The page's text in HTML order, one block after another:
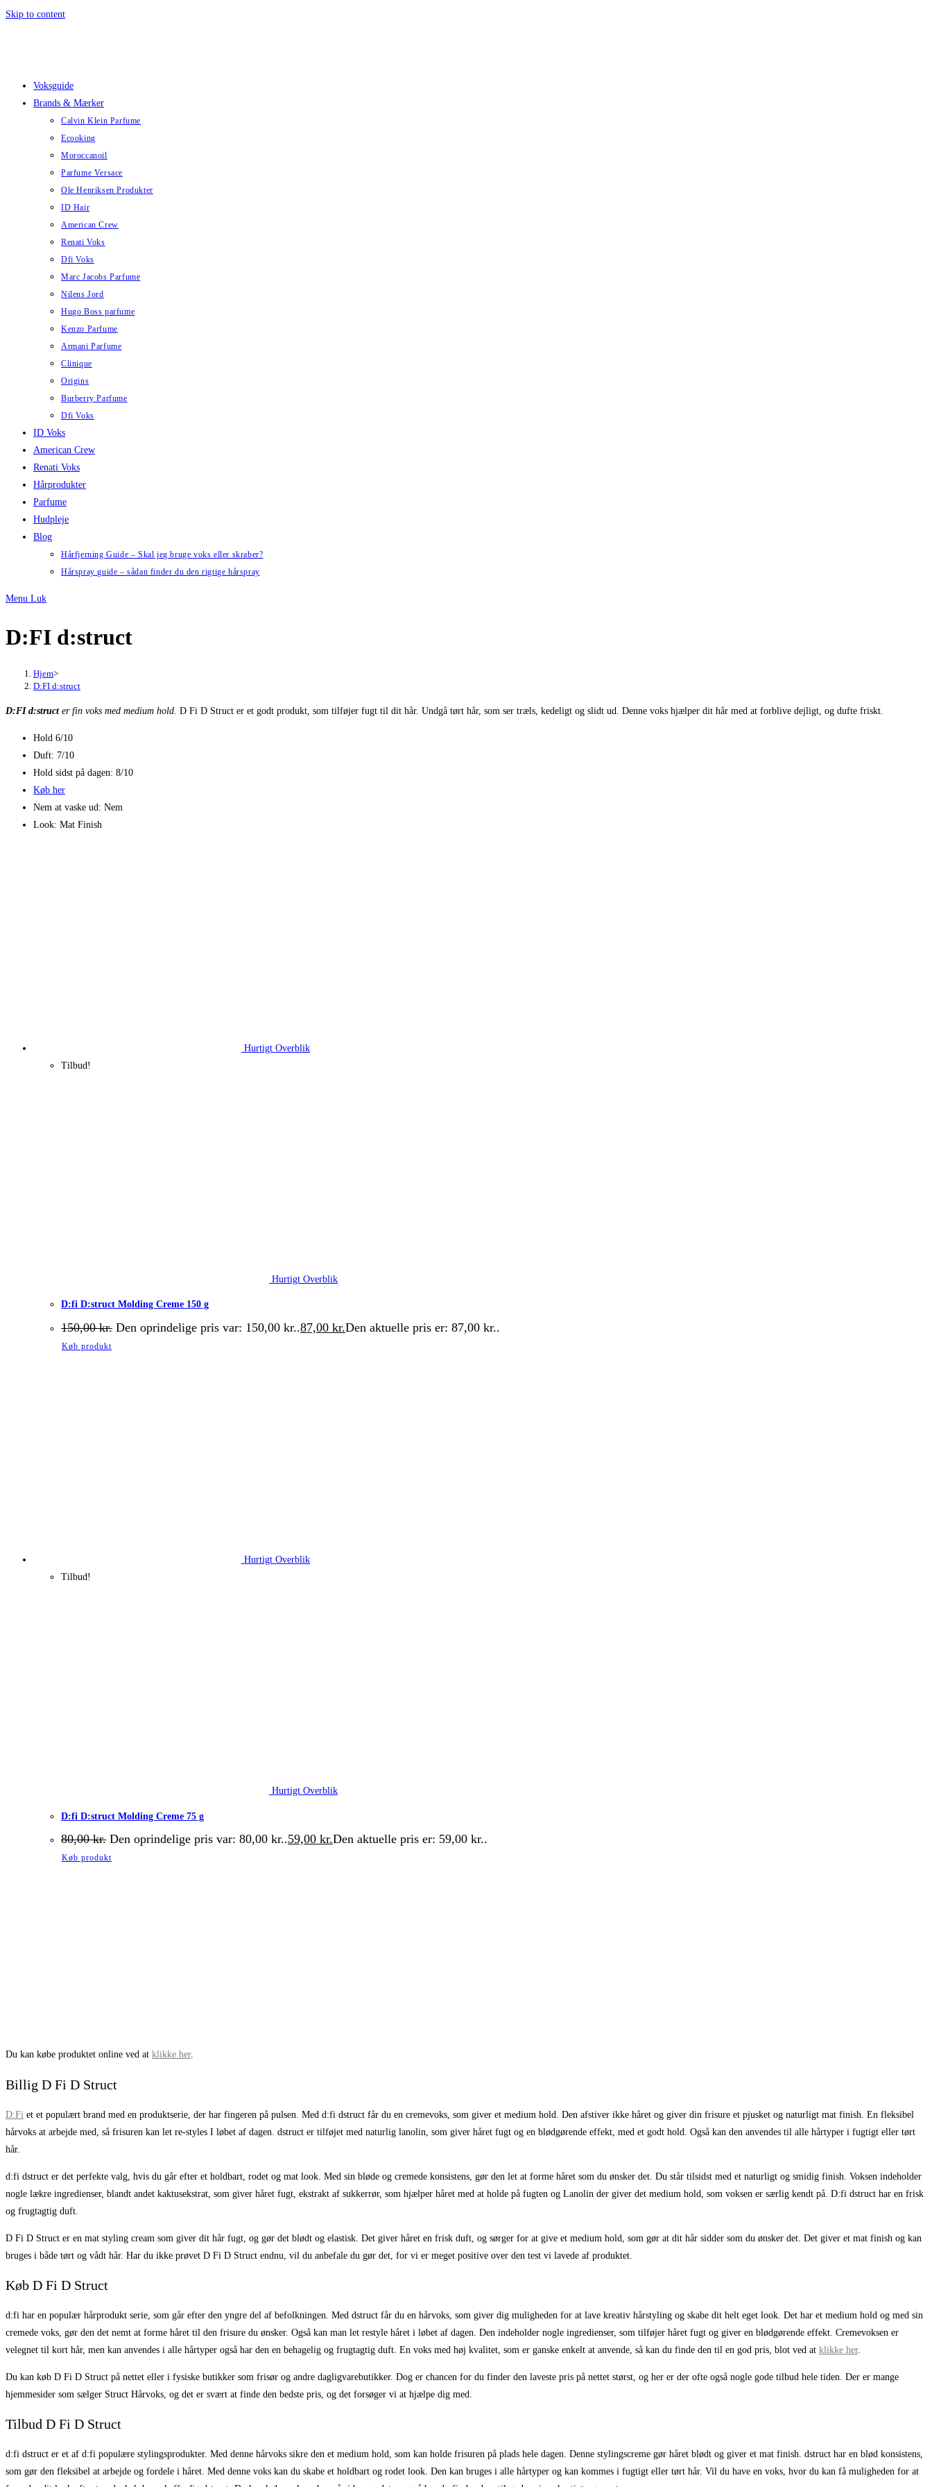
Skip to content
Voksguide
Brands & Mærker
Calvin Klein Parfume
Ecooking
Moroccanoil
Parfume Versace
Ole Henriksen Produkter
ID Hair
American Crew
Renati Voks
Dfi Voks
Marc Jacobs Parfume
Nilens Jord
Hugo Boss parfume
Kenzo Parfume
Armani Parfume
Clinique
Origins
Burberry Parfume
Dfi Voks
ID Voks
American Crew
Renati Voks
Hårprodukter
Parfume
Hudpleje
Blog
Hårfjerning Guide – Skal jeg bruge voks eller skraber?
Hårspray guide – sådan finder du den rigtige hårspray
Menu Luk
D:FI d:struct
Hjem>
D:FI d:struct
D:FI d:structer fin voks med medium hold. D Fi D Struct er et godt produkt, som tilføjer fugt til dit hår. Undgå tørt hår, som ser træls, kedeligt og slidt ud. Denne voks hjælper dit hår med at forblive dejligt, og dufte friskt.
Hold 6/10
Duft: 7/10
Hold sidst på dagen: 8/10
Køb her
Nem at vaske ud: Nem
Look: Mat Finish
Hurtigt Overblik
Tilbud!
Hurtigt Overblik
D:fi D:struct Molding Creme 150 g
150,00kr. Den oprindelige pris var: 150,00 kr..87,00 kr.Den aktuelle pris er: 87,00 kr..
Køb produkt
Hurtigt Overblik
Tilbud!
Hurtigt Overblik
D:fi D:struct Molding Creme 75 g
80,00kr. Den oprindelige pris var: 80,00 kr..59,00 kr.Den aktuelle pris er: 59,00 kr..
Køb produkt
Du kan købe produktet online ved at klikke her.
Billig D Fi D Struct
D:Fi et et populært brand med en produktserie, der har fingeren på pulsen. Med d:fi dstruct får du en cremevoks, som giver et medium hold. Den afstiver ikke håret og giver din frisure et pjusket og naturligt mat finish. En fleksibel
hårvoks at arbejde med, så frisuren kan let re-styles I løbet af dagen. dstruct er tilføjet med naturlig lanolin, som giver håret fugt og en blødgørende effekt, med et godt hold. Også kan den anvendes til alle hårtyper i fugtigt eller tørt
hår.
d:fi dstruct er det perfekte valg, hvis du går efter et holdbart, rodet og mat look. Med sin bløde og cremede konsistens, gør den let at forme håret som du ønsker det. Du står tilsidst med et naturligt og smidig finish. Voksen indeholder
nogle lækre ingredienser, blandt andet kaktusekstrat, som giver håret fugt, ekstrakt af sukkerrør, som hjælper håret med at holde på fugten og Lanolin der giver det medium hold, som voksen er særlig kendt på. D:fi dstruct har en frisk
og frugtagtig duft.
D Fi D Struct er en mat styling cream som giver dit hår fugt, og gør det blødt og elastisk. Det giver håret en frisk duft, og sørger for at give et medium hold, som gør at dit hår sidder som du ønsker det. Det giver et mat finish og kan
bruges i både tørt og vådt hår. Har du ikke prøvet D Fi D Struct endnu, vil du anbefale du gør det, for vi er meget positive over den test vi lavede af produktet.
Køb D Fi D Struct
d:fi har en populær hårprodukt serie, som går efter den yngre del af befolkningen. Med dstruct får du en hårvoks, som giver dig muligheden for at lave kreativ hårstyling og skabe dit helt eget look. Det har et medium hold og med sin
cremede voks, gør den det nemt at forme håret til den frisure du ønsker. Også kan man let restyle håret i løbet af dagen. Den indeholder nogle ingredienser, som tilføjer håret fugt og giver en blødgørende effekt. Cremevoksen er
velegnet til kort hår, men kan anvendes i alle hårtyper også har den en behagelig og frugtagtig duft. En voks med høj kvalitet, som er ganske enkelt at anvende, så kan du finde den til en god pris, blot ved at klikke her.
Du kan køb D Fi D Struct på nettet eller i fysiske butikker som frisør og andre dagligvarebutikker. Dog er chancen for du finder den laveste pris på nettet størst, og her er der ofte også nogle gode tilbud hele tiden. Der er mange
hjemmesider som sælger Struct Hårvoks, og det er svært at finde den bedste pris, og det forsøger vi at hjælpe dig med.
Tilbud D Fi D Struct
d:fi dstruct er et af d:fi populære stylingsprodukter. Med denne hårvoks sikre den et medium hold, som kan holde frisuren på plads hele dagen. Denne stylingscreme gør håret blødt og giver et mat finish. dstruct har en blød konsistens,
som gør den fleksibel at arbejde og fordele i håret. Med denne voks kan du skabe et holdbart og rodet look. Den kan bruges i alle hårtyper og kan kommes i fugtigt eller tørt hår. Vil du have en voks, hvor du kan få muligheden for at